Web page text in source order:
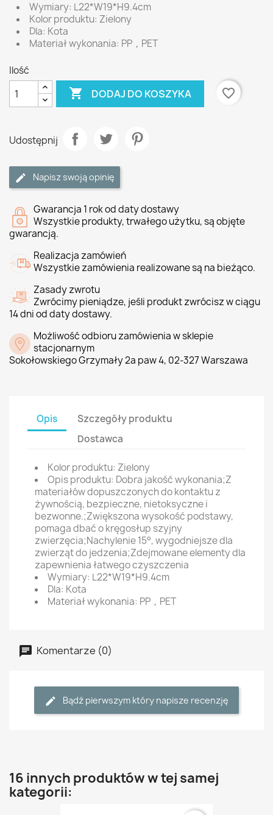
Wymiary: L22*W19*H9.4cm
Kolor produktu: Zielony
Dla: Kota
Materiał wykonania: PP，PET
Ilość
 DODAJ DO KOSZYKA favorite_border
Udostępnij
Napisz swoją opinię
Gwarancja 1 rok od daty dostawy
Wszystkie produkty, trwałego użytku, są objęte
gwarancją.
Realizacja zamówień
Wszystkie zamówienia realizowane są na bieżąco.
Zasady zwrotu
Zwrócimy pieniądze, jeśli produkt zwrócisz w ciągu
14 dni od daty dostawy.
Możliwość odbioru zamówienia w sklepie
stacjonarnym
Sokołowskiego Grzymały 2a paw 4, 02-327 Warszawa
Opis
Szczegóły produktu
Dostawca
Kolor produktu: Zielony
Opis produktu: Dobra jakość wykonania;Z
materiałów dopuszczonych do kontaktu z
żywnością, bezpieczne, nietoksyczne i
bezwonne.;Zwiększona wysokość podstawy,
pomaga dbać o kręgosłup szyjny
zwierzęcia;Nachylenie 15°, wygodniejsze dla
zwierząt do jedzenia;Zdejmowane elementy dla
zapewnienia łatwego czyszczenia
Wymiary: L22*W19*H9.4cm
Dla: Kota
Materiał wykonania: PP，PET
Komentarze (0)
Bądź pierwszym który napisze recenzję
16 innych produktów w tej samej
kategorii: